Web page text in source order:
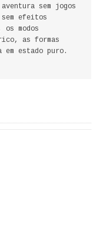
sem jogos
efeitos
modos
as formas
estado puro.